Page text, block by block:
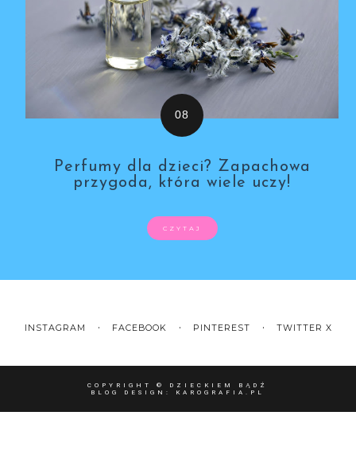
Perfumy dla dzieci? Zapachowa
przygoda, która wiele uczy!
CZYTAJ
INSTAGRAM FACEBOOK PINTEREST TWITTER X
COPYRIGHT © DZIECKIEM BĄDŹ
BLOG DESIGN: KAROGRAFIA.PL